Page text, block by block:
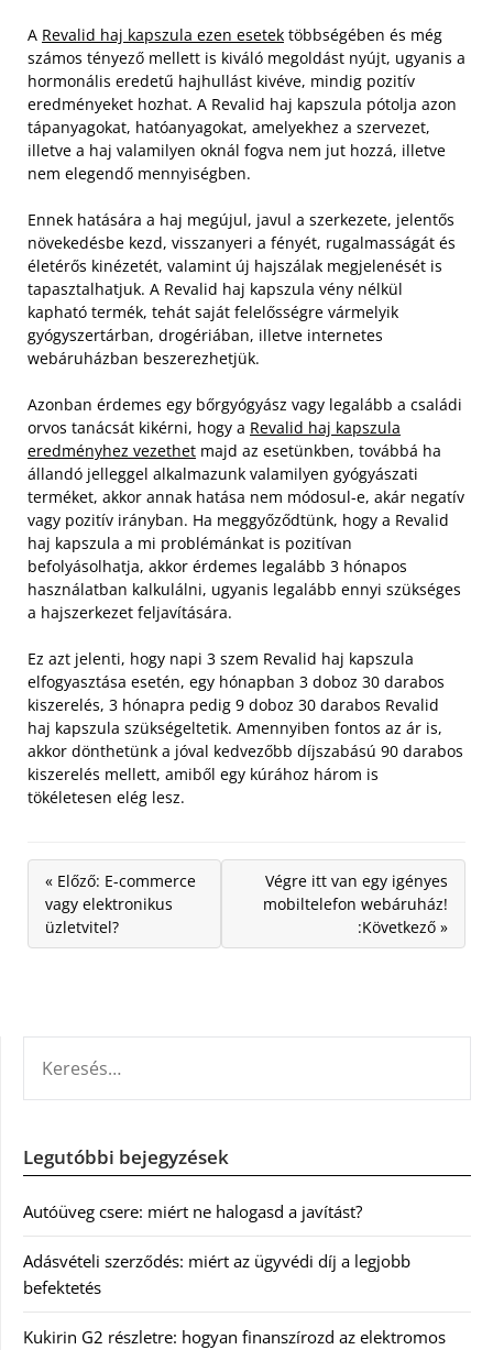
A Revalid haj kapszula ezen esetek többségében és még
számos tényező mellett is kiváló megoldást nyújt, ugyanis a
hormonális eredetű hajhullást kivéve, mindig pozitív
eredményeket hozhat. A Revalid haj kapszula pótolja azon
tápanyagokat, hatóanyagokat, amelyekhez a szervezet,
illetve a haj valamilyen oknál fogva nem jut hozzá, illetve
nem elegendő mennyiségben.
Ennek hatására a haj megújul, javul a szerkezete, jelentős
növekedésbe kezd, visszanyeri a fényét, rugalmasságát és
életérős kinézetét, valamint új hajszálak megjelenését is
tapasztalhatjuk. A Revalid haj kapszula vény nélkül
kapható termék, tehát saját felelősségre vármelyik
gyógyszertárban, drogériában, illetve internetes
webáruházban beszerezhetjük.
Azonban érdemes egy bőrgyógyász vagy legalább a családi
orvos tanácsát kikérni, hogy a Revalid haj kapszula
eredményhez vezethet majd az esetünkben, továbbá ha
állandó jelleggel alkalmazunk valamilyen gyógyászati
terméket, akkor annak hatása nem módosul-e, akár negatív
vagy pozitív irányban. Ha meggyőződtünk, hogy a Revalid
haj kapszula a mi problémánkat is pozitívan
befolyásolhatja, akkor érdemes legalább 3 hónapos
használatban kalkulálni, ugyanis legalább ennyi szükséges
a hajszerkezet feljavítására.
Ez azt jelenti, hogy napi 3 szem Revalid haj kapszula
elfogyasztása esetén, egy hónapban 3 doboz 30 darabos
kiszerelés, 3 hónapra pedig 9 doboz 30 darabos Revalid
haj kapszula szükségeltetik. Amennyiben fontos az ár is,
akkor dönthetünk a jóval kedvezőbb díjszabású 90 darabos
kiszerelés mellett, amiből egy kúrához három is
tökéletesen elég lesz.
« Előző: E-commerce
vagy elektronikus
üzletvitel?
Végre itt van egy igényes
mobiltelefon webáruház!
:Következő »
Legutóbbi bejegyzések
Autóüveg csere: miért ne halogasd a javítást?
Adásvételi szerződés: miért az ügyvédi díj a legjobb
befektetés
Kukirin G2 részletre: hogyan finanszírozd az elektromos